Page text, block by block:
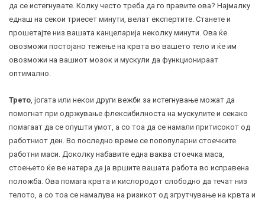
да се истегнувате. Колку често треба да го правите ова? Најмалку
еднаш на секои триесет минути, велат експертите. Станете и
прошетајте низ вашата канцеларија неколку минути. Ова ќе
овозможи постојано тежење на крвта во вашето тело и ќе им
овозможи на вашиот мозок и мускули да функционираат
оптимално.
Трето , јогата или некои други вежби за истегнување можат да
помогнат при одржување флексибилноста на мускулите и секако
помагаат да се опушти умот, а со тоа да се намали притисокот од
работниот ден. Во последно време се попопуларни стоечките
работни маси. Доколку набавите една ваква стоечка маса,
стоењето ќе ве натера да ја вршите вашата работа во исправена
положба. Ова помага крвта и кислородот слободно да течат низ
телото, а со тоа се намалува на ризикот од згрутчување на крвта и